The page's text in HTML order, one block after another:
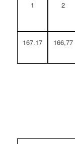
1
2
167.17 166,77